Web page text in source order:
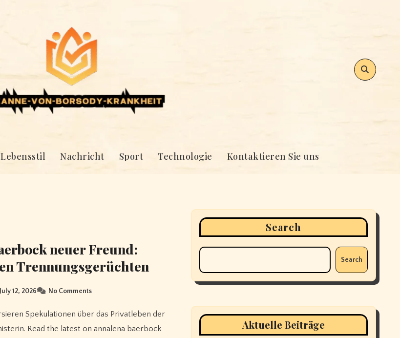
Lebensstil Nachricht Sport Technologie Kontaktieren Sie uns
neuer Freund:
Trennungsgerüchten
July 12, 2026 No Comments
Read the latest on annalena baerbock
Search
Search
Aktuelle Beiträge